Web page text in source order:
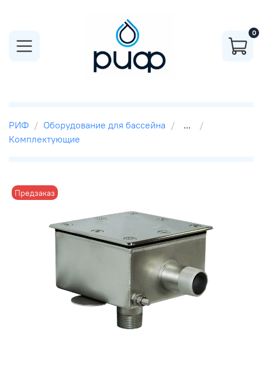
0
РИФ Оборудование для бассейна
...
Комплектующие
Предзаказ